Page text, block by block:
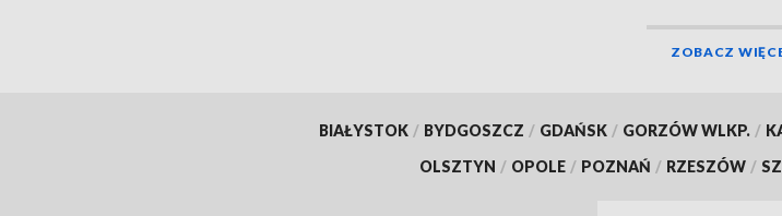
ZOBACZ
BIAŁYSTOK / BYDGOSZCZ / GDAŃSK / GORZÓW WLKP. /
OLSZTYN / OPOLE / POZNAŃ / RZESZÓW /